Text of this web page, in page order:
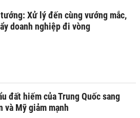
Xử lý đến cùng vướng mắc,
doanh nghiệp đi vòng
đất hiếm của Trung Quốc sang
và Mỹ giảm mạnh